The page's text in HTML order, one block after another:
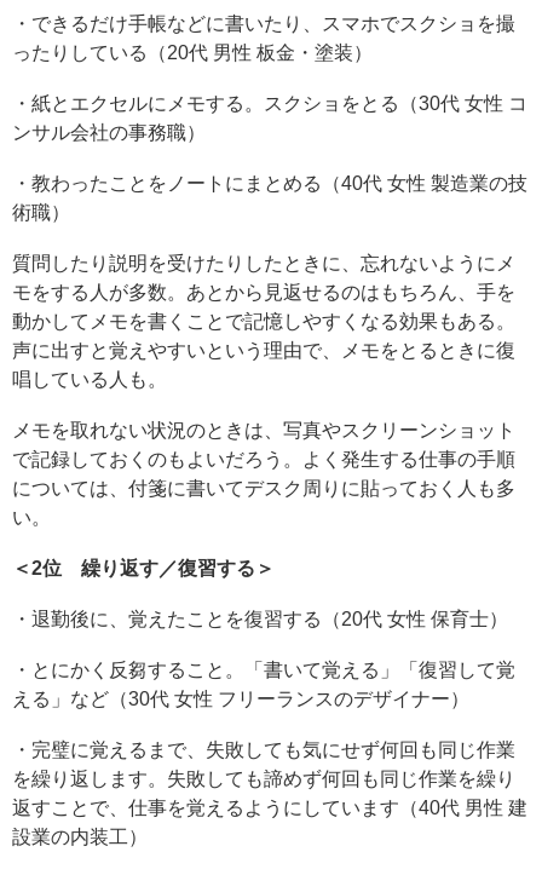
・できるだけ手帳などに書いたり、スマホでスクショを撮
ったりしている（20代 男性 板金・塗装）
・紙とエクセルにメモする。スクショをとる（30代 女性 コ
ンサル会社の事務職）
・教わったことをノートにまとめる（40代 女性 製造業の技
術職）
質問したり説明を受けたりしたときに、忘れないようにメ
モをする人が多数。あとから見返せるのはもちろん、手を
動かしてメモを書くことで記憶しやすくなる効果もある。
声に出すと覚えやすいという理由で、メモをとるときに復
唱している人も。
メモを取れない状況のときは、写真やスクリーンショット
で記録しておくのもよいだろう。よく発生する仕事の手順
については、付箋に書いてデスク周りに貼っておく人も多
い。
＜2位 繰り返す／復習する＞
・退勤後に、覚えたことを復習する（20代 女性 保育士）
・とにかく反芻すること。「書いて覚える」「復習して覚
える」など（30代 女性 フリーランスのデザイナー）
・完璧に覚えるまで、失敗しても気にせず何回も同じ作業
を繰り返します。失敗しても諦めず何回も同じ作業を繰り
返すことで、仕事を覚えるようにしています（40代 男性 建
設業の内装工）